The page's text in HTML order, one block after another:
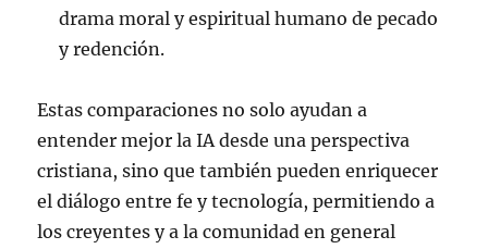
drama moral y espiritual humano de pecado
y redención.
Estas comparaciones no solo ayudan a
entender mejor la IA desde una perspectiva
cristiana, sino que también pueden enriquecer
el diálogo entre fe y tecnología, permitiendo a
los creyentes y a la comunidad en general